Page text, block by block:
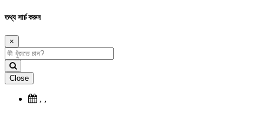
তথ্য সার্চ করুন
×
Close
, ,